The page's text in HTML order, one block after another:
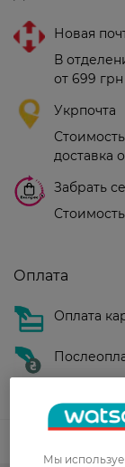
Новая
В
от 699 грн
Укрпочта
доставка
Забрать
Оплата
Оплата
Мы